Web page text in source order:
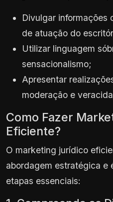
Divulgar informações
de atuação do
Utilizar linguagem
sensacionalismo;
Apresentar
moderação e
Como Fazer
Eficiente?
O marketing jurídico
abordagem estratégica e
etapas essenciais: